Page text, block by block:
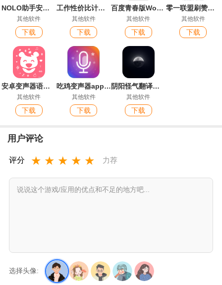
NOLO助手安卓版
其他软件
下载
工作性价比计算器手机版(工作性价比计算机)
其他软件
下载
百度青春版Wonder App最新版
其他软件
下载
零一联盟刷赞软件最新版
其他软件
下载
安卓变声器语音包
其他软件
下载
吃鸡变声器app官方版
其他软件
下载
阴阳怪气翻译器手机客户端
其他软件
下载
用户评论
评分 ★ ★ ★ ★ ★ 力荐
选择头像: